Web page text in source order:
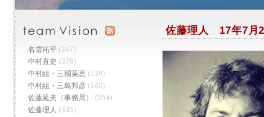
佐藤理人 17年7月
名雪祐平 (247)
中村直史 (376)
中村組・三國菜恵 (139)
中村組・三島邦彦 (140)
佐藤延夫（事務局）
(554)
佐藤理人 (335)